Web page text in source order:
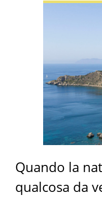
Quando la
qualcosa da